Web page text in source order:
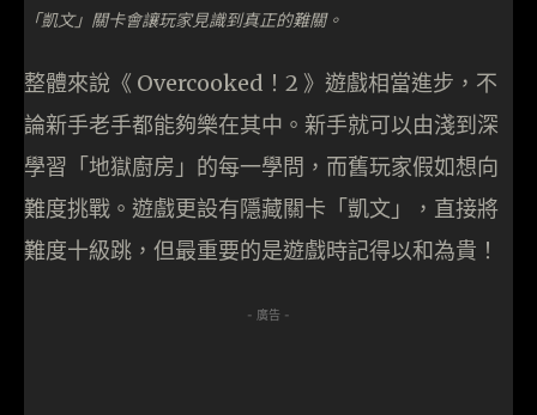
「凱文」關卡會讓玩家見識到真正的難關。
整體來說《 Overcooked！2 》遊戲相當進步，不
論新手老手都能夠樂在其中。新手就可以由淺到深
學習「地獄廚房」的每一學問，而舊玩家假如想向
難度挑戰。遊戲更設有隱藏關卡「凱文」，直接將
難度十級跳，但最重要的是遊戲時記得以和為貴！
- 廣告 -